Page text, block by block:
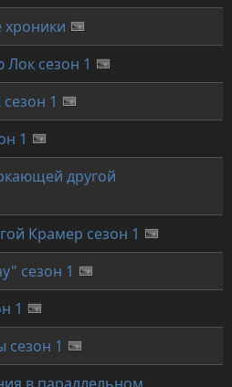
хроники
сезон 1
1
1
другой
Крамер сезон 1
сезон 1
1
сезон 1